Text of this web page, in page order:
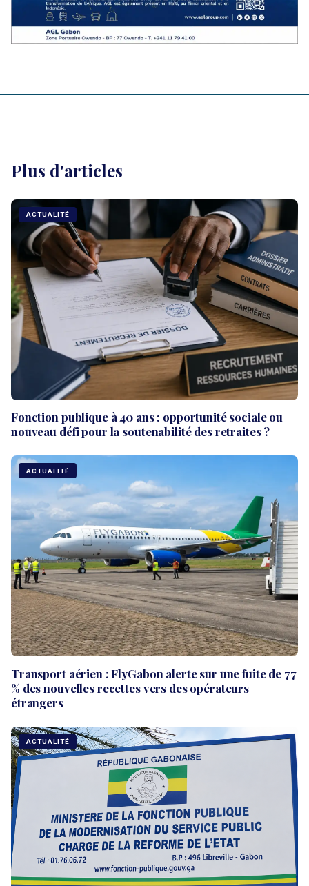
Plus d'articles
ACTUALITÉ
Fonction publique à 40 ans : opportunité sociale ou
nouveau défi pour la soutenabilité des retraites ?
ACTUALITÉ
Transport aérien : FlyGabon alerte sur une fuite de 77
% des nouvelles recettes vers des opérateurs
étrangers
ACTUALITÉ